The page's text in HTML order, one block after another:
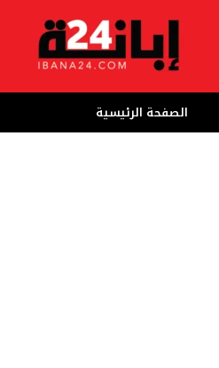
المحتوى
الصفحة الرئيسية